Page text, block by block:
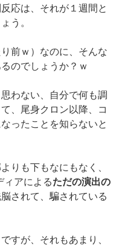
応は、それが１週間と
う。
前ｗ）なのに、そんな
のでしょうか？ｗ
わない、自分で何も調
、尾身クロン以降、コ
ったことを知らないと
りも下もなにもなく、
ィアによるただの演出の
されて、騙されている
すが、それもあまり、